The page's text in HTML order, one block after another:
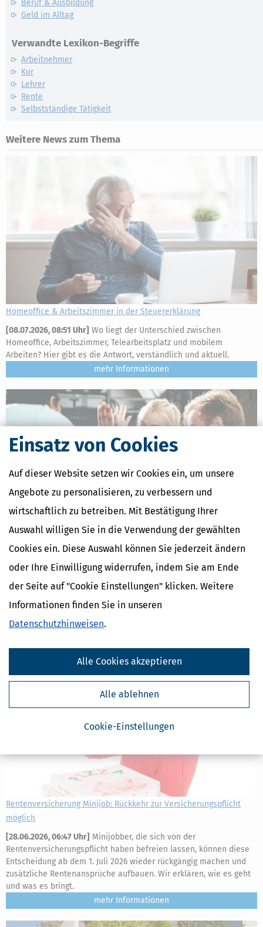
Einsatz von Cookies
Auf dieser Website setzen wir Cookies ein, um unsere
Angebote zu personalisieren, zu verbessern und
wirtschaftlich zu betreiben. Mit Bestätigung Ihrer
Auswahl willigen Sie in die Verwendung der gewählten
Cookies ein. Diese Auswahl können Sie jederzeit ändern
oder Ihre Einwilligung widerrufen, indem Sie am Ende
der Seite auf "Cookie Einstellungen" klicken. Weitere
Informationen finden Sie in unseren
Datenschutzhinweisen.
Cookie-Einstellungen
Alle ablehnen
Alle Cookies akzeptieren
Beruf & Ausbildung
Geld im Alltag
Verwandte Lexikon-Begriffe
Arbeitnehmer
Kur
Lehrer
Rente
Selbstständige Tätigkeit
Weitere News zum Thema
Homeoffice & Arbeitszimmer in der Steuererklärung
[08.07.2026, 08:51 Uhr] Wo liegt der Unterschied zwischen
Homeoffice, Arbeitszimmer, Telearbeitsplatz und mobilem
Arbeiten? Hier gibt es die Antwort, verständlich und aktuell.
mehr
Selbstständig oder angestellt? Wenn die gesetzliche
Stundenvergütung erhält, wird im Rahmen von Betriebsprüfungen
regelmäßig als abhängig Beschäftigter angesehen mit der Folge,
mehr
Rentenversicherung Minijob: Rückkehr zur Versicherungspflicht
möglich
[28.06.2026, 06:47 Uhr] Minijobber, die sich von der
Rentenversicherungspflicht haben befreien lassen, können diese
Entscheidung ab dem 1. Juli 2026 wieder rückgängig machen und
zusätzliche Rentenansprüche aufbauen. Wir erklären, wie es geht
und was es bringt.
mehr